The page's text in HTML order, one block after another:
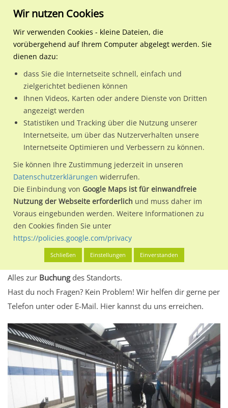
Regionale Plakatwerbung Hamburg
Hamburg, Freie und
AKN-Bf Kaltenkirchen,
Nutze günstige Werbemöglichkeiten am Standort AKN-Bf
Kaltenkirchen, Bstg., Ri. Henstedt-Ulzb.im Ortsteil
Kaltenkirchen)in Hamburg, Freie und Hansestadt.
Wir erheben für jede unserer Werbeflächen individuelle und
aktuelleStandortinformationenundLeistungswerte. Damit
kannst du dich schon vor der Buchung im Detail über den
Standort, seine Reichweite und Werbewirkung sowie
eventuelle Beschränkungen in den zugelassenen
Werbeinhalten informieren.
Alles klar? Dann findest du direkt im unteren Teil dieser Seite
Alles zur Buchungdes Standorts.
Hast du noch Fragen? Kein Problem! Wir helfen dir gerne per
Telefon unter oder E-Mail. Hier kannst du uns erreichen.
Wir nutzen Cookies
Wir verwenden Cookies - kleine Dateien, die
vorübergehend auf Ihrem Computer abgelegt werden. Sie
dienen dazu:
dass Sie die Internetseite schnell, einfach und
zielgerichtet bedienen können
Ihnen Videos, Karten oder andere Dienste von Dritten
angezeigt werden
Statistiken und Tracking über die Nutzung unserer
Internetseite, um über das Nutzerverhalten unsere
Internetseite Optimieren und Verbessern zu können.
Sie können Ihre Zustimmung jederzeit in unseren
Datenschutzerklärungen widerrufen.
Die Einbindung von Google Maps ist für einwandfreie
Nutzung der Webseite erforderlich und muss daher im
Voraus eingebunden werden. Weitere Informationen zu
den Cookies finden Sie unter
https://policies.google.com/privacy
Schließen Einstellungen Einverstanden